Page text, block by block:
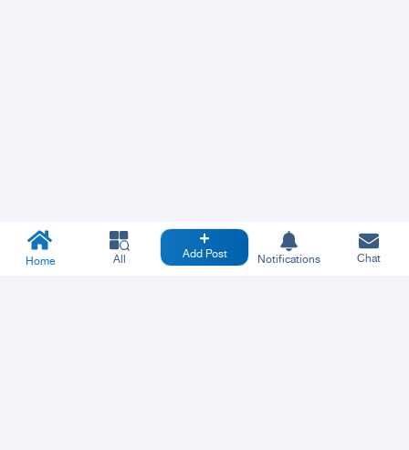
Home All Add Post Notifications Chat